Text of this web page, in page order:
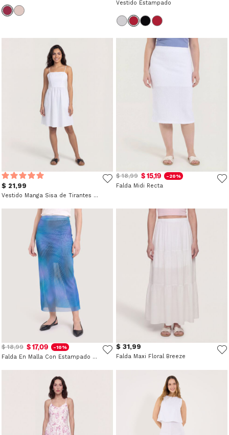
Vestido Estampado
$ 21,99
Vestido Manga Sisa de Tirantes Finos
$ 18,99 $ 15,19 -20%
Falda Midi Recta
$ 18,99 $ 17,09 -10%
Falda En Malla Con Estampado Abstracto
$ 31,99
Falda Maxi Floral Breeze